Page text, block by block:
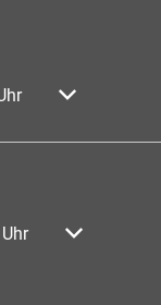
Schließzeiten
Von 08:00 bis
Schließzeiten
Uhr Von 08:00